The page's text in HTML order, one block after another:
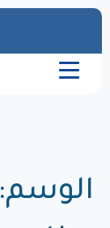
الوسم: